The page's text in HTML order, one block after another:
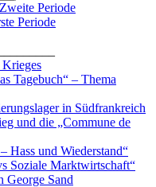
Periode
Periode
Krieges
Tagebuch“ – Thema
in Südfrankreich
und die „Commune de
Hass und Wiederstand“
Soziale Marktwirtschaft“
George Sand